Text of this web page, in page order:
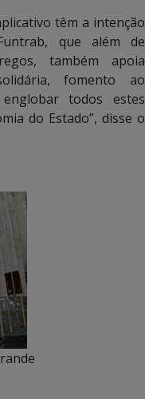
têm a intenção
que além de
também apoia
fomento ao
todos estes
do Estado”, disse o